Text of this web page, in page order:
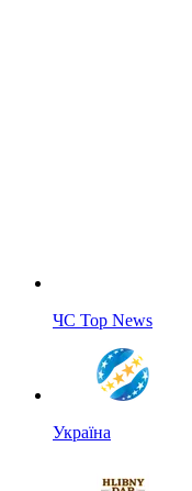
ЧС Top News
Україна